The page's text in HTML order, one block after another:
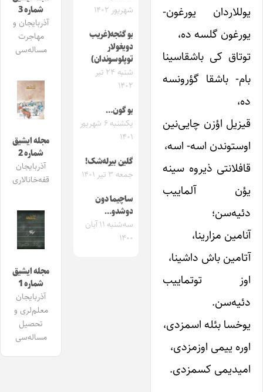
یوللاردان یورغون-
یورغون گلسه ده،
توتاق کی باشقاسینا
بام- باشقا گؤرونسه
ده،
قیزیل اؤزن چایی‌نین
اوستوندن اسه- اسه،
قافلانتی ذیروه ‌سینه
یؤن آلماییب
دئیه‌سن؛
آنامین مزارینا،
آتامین باش داشینا،
اوز توتماییب
دئیه‌سن.
یوخسا بئله اسمزدی،
اوره ییمی اوزمزدی،
امیدیمی کسمزدی.
شهریور ۱۴۰۲
بو گئجه(غریب
دویغولار
توپلوسوندان)
شنبه ۲۴ تیر
۱۴۰۲
بو گون…
یکشنبه ۶ شهریور
۱۴۰۱
گلین بیرله‌شک!
جمعه ۳ تیر ۱۴۰۱
ساچیما دون
دوشدو…
سه‌شنبه ۱۱ آبان
۱۴۰۰
شماره 3
آذربایجان و
مهاجرت
مساله‌سی
مجله ایشیق
شماره 2
آذربایجان
قفه‌خانالاری
مجله ایشیق
شماره 1
آذربایجان
معلم‌لری و
تحصیل
مساله‌سی